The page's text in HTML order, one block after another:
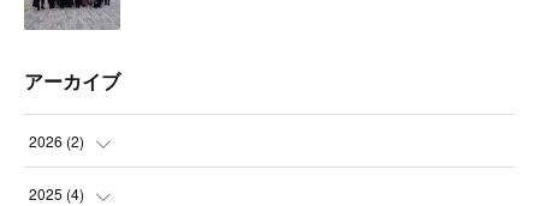
アーカイブ
2026 (2)
( )
2025 (4)